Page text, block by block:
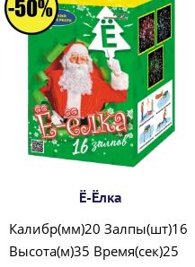
Ё-Ёлка
Калибр(мм)20 Залпы(шт)16
Высота(м)35 Время(сек)25